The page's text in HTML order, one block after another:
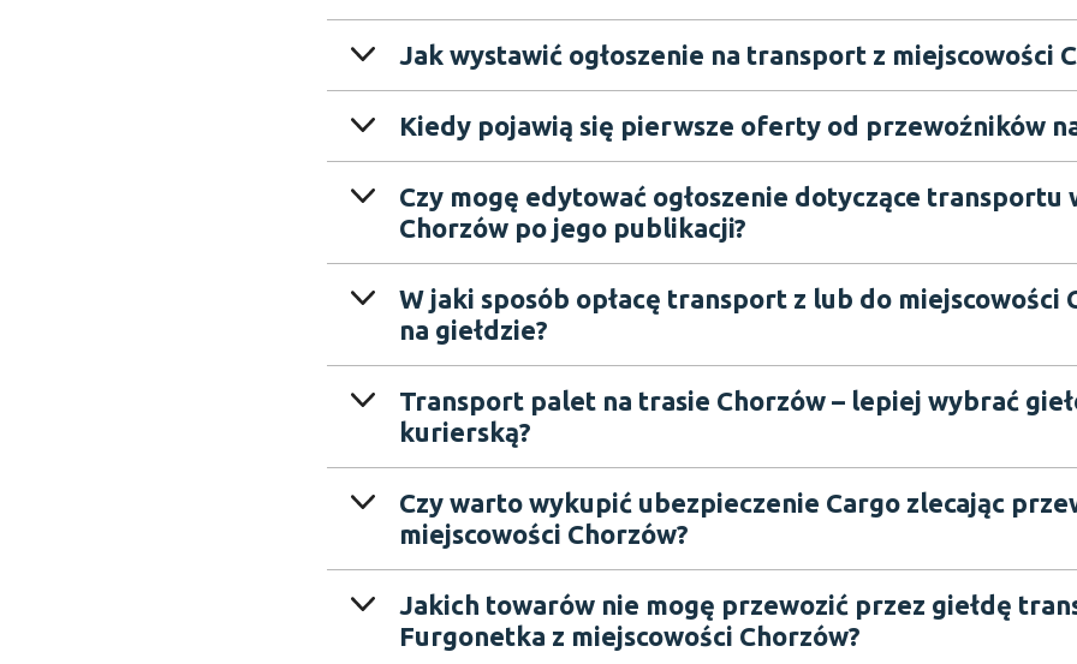
Jak wystawić ogłoszenie na transport z miejscowości
Kiedy pojawią się pierwsze oferty od przewoźników
Czy mogę edytować ogłoszenie dotyczące transportu
Chorzów po jego publikacji?
W jaki sposób opłacę transport z lub do miejscowości
na giełdzie?
Transport palet na trasie Chorzów – lepiej wybrać
kurierską?
Czy warto wykupić ubezpieczenie Cargo zlecając
miejscowości Chorzów?
Jakich towarów nie mogę przewozić przez giełdę
Furgonetka z miejscowości Chorzów?